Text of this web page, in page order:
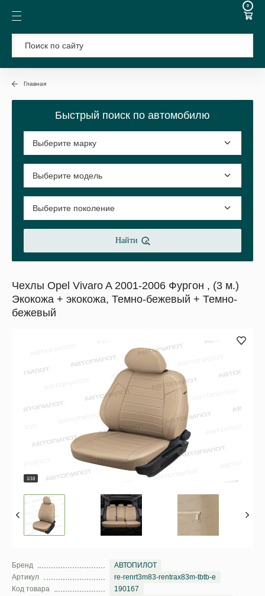
0
Главная
Быстрый поиск по автомобилю
Найти
Чехлы Opel Vivaro A 2001-2006 Фургон , (3 м.)
Экокожа + экокожа, Темно-бежевый + Темно-
бежевый
1/18
Бренд
АВТОПИЛОТ
Артикул
re-renrt3m83-rentrax83m-tbtb-e
Код товара
190167